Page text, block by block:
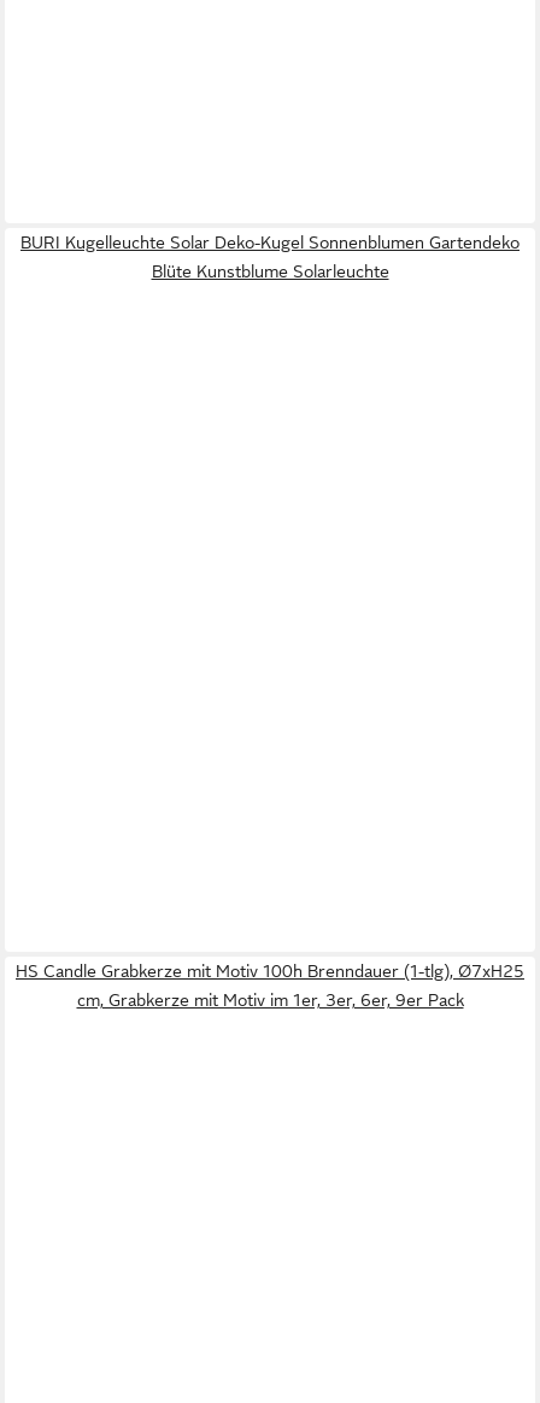
BURI Kugelleuchte Solar Deko-Kugel Sonnenblumen Gartendeko
Blüte Kunstblume Solarleuchte
HS Candle Grabkerze mit Motiv 100h Brenndauer (1-tlg), Ø7xH25
cm, Grabkerze mit Motiv im 1er, 3er, 6er, 9er Pack